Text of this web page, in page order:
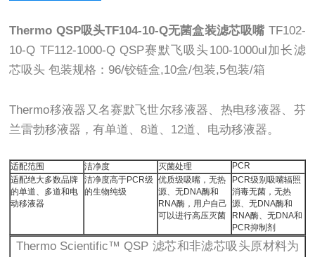
Thermo QSP吸头TF104-10-Q无菌盒装滤芯吸嘴TF102-
10-Q TF112-1000-Q QSP赛默飞吸头100-1000ul加长滤
芯吸头 包装规格：96/铰链盒,10盒/包装,5包装/箱
Thermo移液器又名赛默飞世尔移液器、热电移液器、芬
兰雷勃移液器，有单道、8道、12道、电动移液器。
适配范围 洁净度 灭菌处理
PCR
适配绝大多数品牌
的单道、多道和电
动移液器
洁净度高于PCR级
的生物纯级
优质级吸嘴，无热
源、无DNA酶和
RNA酶，用户自己
可以进行高压灭菌
PCR级别吸嘴辐照
消毒无菌，无热
源、无DNA酶和
RNA酶、无DNA和
PCR抑制剂
Thermo Scientific™ QSP 滤芯和非滤芯吸头原材料为